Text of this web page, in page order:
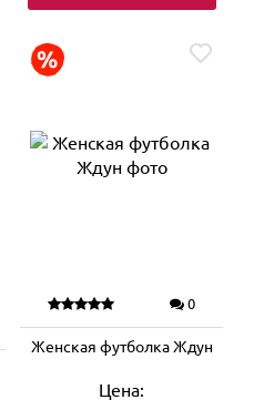
0
Женская футболка Ждун
Цена: